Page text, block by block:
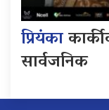
प्रियंका
सार्वजनिक